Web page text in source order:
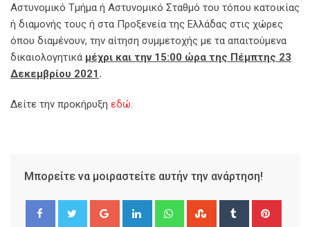
Αστυνομικό Τμήμα ή Αστυνομικό Σταθμό του τόπου κατοικίας
ή διαμονής τους ή στα Προξενεία της Ελλάδας στις χώρες
όπου διαμένουν, την αίτηση συμμετοχής με τα απαιτούμενα
δικαιολογητικά μέχρι και την 15:00 ώρα της Πέμπτης 23
Δεκεμβρίου 2021 .
Δείτε την προκήρυξη εδώ.
Μπορείτε να μοιραστείτε αυτήν την ανάρτηση!
Google+ LinkedIn WhatsappStumbleUpon
Tumblr